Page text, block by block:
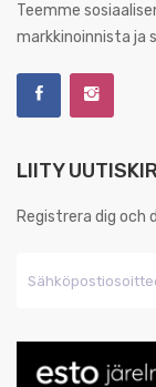
Teemme
markkinoinnista ja
LIITY
Registrera dig